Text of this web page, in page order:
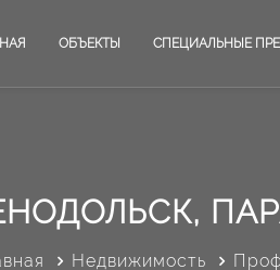
ОБЪЕКТЫ СПЕЦИАЛЬНЫЕ
Недвижимость